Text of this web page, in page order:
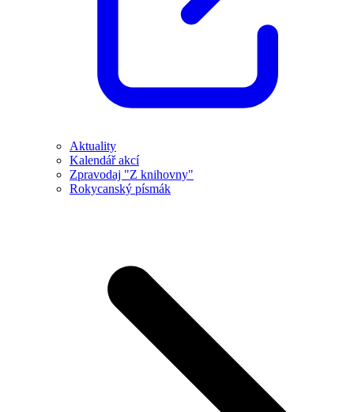
Aktuality
Kalendář akcí
Zpravodaj "Z knihovny"
Rokycanský písmák